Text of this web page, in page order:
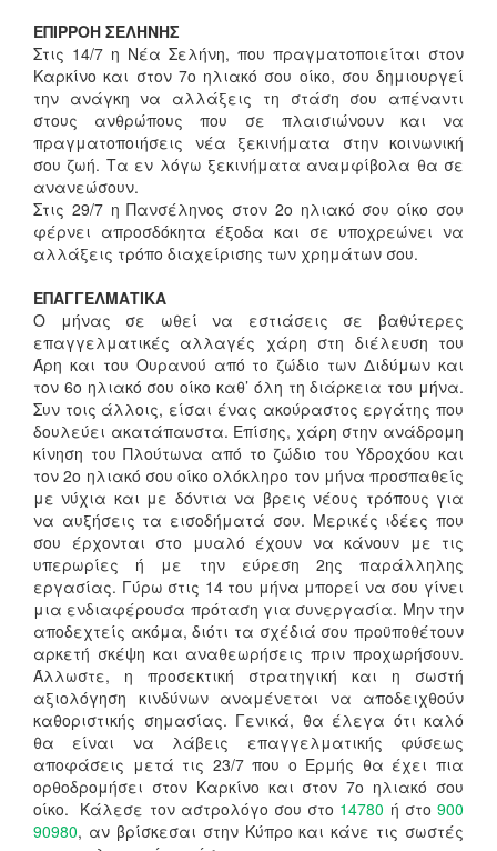
ΕΠΙΡΡΟΗ ΣΕΛΗΝΗΣ
Στις 14/7 η Νέα Σελήνη, που πραγματοποιείται στον
Καρκίνο και στον 7ο ηλιακό σου οίκο, σου δημιουργεί
την ανάγκη να αλλάξεις τη στάση σου απέναντι
στους ανθρώπους που σε πλαισιώνουν και να
πραγματοποιήσεις νέα ξεκινήματα στην κοινωνική
σου ζωή. Τα εν λόγω ξεκινήματα αναμφίβολα θα σε
ανανεώσουν.
Στις 29/7 η Πανσέληνος στον 2ο ηλιακό σου οίκο σου
φέρνει απροσδόκητα έξοδα και σε υποχρεώνει να
αλλάξεις τρόπο διαχείρισης των χρημάτων σου.
ΕΠΑΓΓΕΛΜΑΤΙΚΑ
Ο μήνας σε ωθεί να εστιάσεις σε βαθύτερες
επαγγελματικές αλλαγές χάρη στη διέλευση του
Άρη και του Ουρανού από το ζώδιο των Διδύμων και
τον 6ο ηλιακό σου οίκο καθ’ όλη τη διάρκεια του μήνα.
Συν τοις άλλοις, είσαι ένας ακούραστος εργάτης που
δουλεύει ακατάπαυστα. Επίσης, χάρη στην ανάδρομη
κίνηση του Πλούτωνα από το ζώδιο του Υδροχόου και
τον 2ο ηλιακό σου οίκο ολόκληρο τον μήνα προσπαθείς
με νύχια και με δόντια να βρεις νέους τρόπους για
να αυξήσεις τα εισοδήματά σου. Μερικές ιδέες που
σου έρχονται στο μυαλό έχουν να κάνουν με τις
υπερωρίες ή με την εύρεση 2ης παράλληλης
εργασίας. Γύρω στις 14 του μήνα μπορεί να σου γίνει
μια ενδιαφέρουσα πρόταση για συνεργασία. Μην την
αποδεχτείς ακόμα, διότι τα σχέδιά σου προϋποθέτουν
αρκετή σκέψη και αναθεωρήσεις πριν προχωρήσουν.
Άλλωστε, η προσεκτική στρατηγική και η σωστή
αξιολόγηση κινδύνων αναμένεται να αποδειχθούν
καθοριστικής σημασίας. Γενικά, θα έλεγα ότι καλό
θα είναι να λάβεις επαγγελματικής φύσεως
αποφάσεις μετά τις 23/7 που ο Ερμής θα έχει πια
ορθοδρομήσει στον Καρκίνο και στον 7ο ηλιακό σου
οίκο. Κάλεσε τον αστρολόγο σου στο 14780 ή στο900
90980, αν βρίσκεσαι στην Κύπρο και κάνε τις σωστές